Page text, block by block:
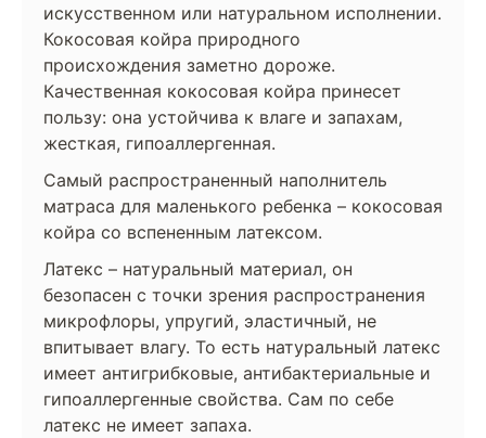
искусственном или натуральном исполнении.
Кокосовая койра природного
происхождения заметно дороже.
Качественная кокосовая койра принесет
пользу: она устойчива к влаге и запахам,
жесткая, гипоаллергенная.
Самый распространенный наполнитель
матраса для маленького ребенка – кокосовая
койра со вспененным латексом.
Латекс – натуральный материал, он
безопасен с точки зрения распространения
микрофлоры, упругий, эластичный, не
впитывает влагу. То есть натуральный латекс
имеет антигрибковые, антибактериальные и
гипоаллергенные свойства. Сам по себе
латекс не имеет запаха.